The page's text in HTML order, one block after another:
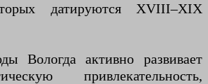
датируются XVIII–XIX
Вологда активно развивает
привлекательность,